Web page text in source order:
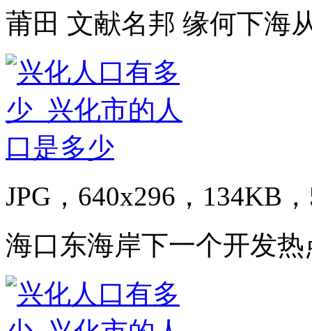
莆田 文献名邦 缘何下海
JPG，640x296，134KB
海口东海岸下一个开发